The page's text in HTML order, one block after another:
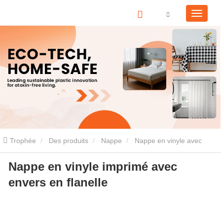
Trophée Des produits Nappe Nappe en vinyle avec
envers en flanelle Nappe en vinyle imprimé avec envers en
flanelle
Nappe en vinyle imprimé avec
envers en flanelle